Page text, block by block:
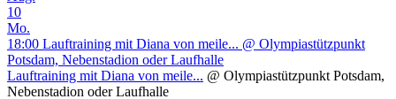
10
Mo.
18:00 Lauftraining mit Diana von meile... @ Olympiastützpunkt
Potsdam, Nebenstadion oder Laufhalle
Lauftraining mit Diana von meile... @ Olympiastützpunkt Potsdam,
Nebenstadion oder Laufhalle